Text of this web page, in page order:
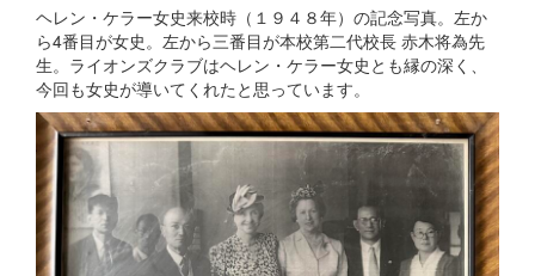
ヘレン・ケラー女史来校時（１９４８年）の記念写真。左か
ら4番目が女史。左から三番目が本校第二代校長 赤木将為先
生。ライオンズクラブはヘレン・ケラー女史とも縁の深く、
今回も女史が導いてくれたと思っています。